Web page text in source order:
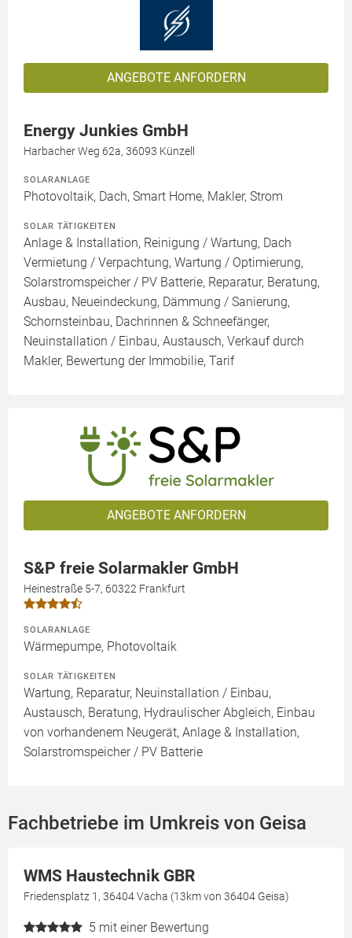
ANGEBOTE ANFORDERN
Energy Junkies GmbH
Harbacher Weg 62a, 36093 Künzell
SOLARANLAGE
Photovoltaik, Dach, Smart Home, Makler, Strom
SOLAR TÄTIGKEITEN
Anlage & Installation, Reinigung / Wartung, Dach
Vermietung / Verpachtung, Wartung / Optimierung,
Solarstromspeicher / PV Batterie, Reparatur, Beratung,
Ausbau, Neueindeckung, Dämmung / Sanierung,
Schornsteinbau, Dachrinnen & Schneefänger,
Neuinstallation / Einbau, Austausch, Verkauf durch
Makler, Bewertung der Immobilie, Tarif
ANGEBOTE ANFORDERN
S&P freie Solarmakler GmbH
Heinestraße 5-7, 60322 Frankfurt
SOLARANLAGE
Wärmepumpe, Photovoltaik
SOLAR TÄTIGKEITEN
Wartung, Reparatur, Neuinstallation / Einbau,
Austausch, Beratung, Hydraulischer Abgleich, Einbau
von vorhandenem Neugerät, Anlage & Installation,
Solarstromspeicher / PV Batterie
Fachbetriebe im Umkreis von Geisa
WMS Haustechnik GBR
Friedensplatz 1, 36404 Vacha (13km von 36404 Geisa)
5 mit einer Bewertung